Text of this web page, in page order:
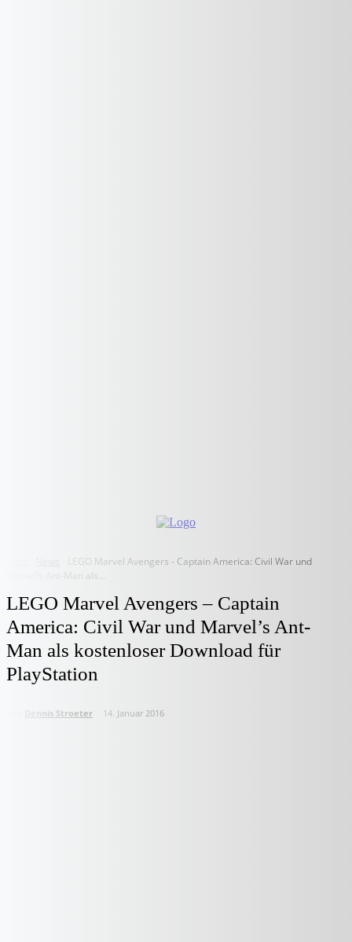
LEGO Marvel Avengers - Captain America: Civil War und
Marvel’s Ant-Man als...
LEGO Marvel Avengers – Captain
America: Civil War und Marvel’s Ant-
Man als kostenloser Download für
PlayStation
Dennis Stroeter 14. Januar 2016